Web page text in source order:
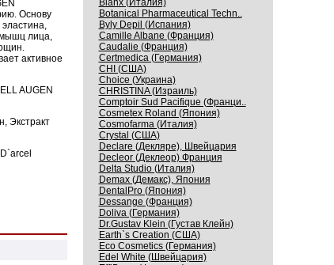
Основу
лица,
активное
AUGEN
Экстракт
Blanx (Италия)
Botanical Pharmaceutical Techn..
Byly Depil (Испания)
Camille Albane (Франция)
Caudalie (Франция)
Certmedica (Германия)
CHI (США)
Choice (Украина)
CHRISTINA (Израиль)
Comptoir Sud Pacifique (Франци..
Cosmetex Roland (Япония)
Cosmofarma (Италия)
Crystal (США)
Declare (Декляре), Швейцария
Decleor (Деклеор) Франция
Delta Studio (Италия)
Demax (Демакс), Япония
DentalPro (Япония)
Dessange (Франция)
Doliva (Германия)
Dr.Gustav Klein (Густав Клейн)
Earth`s Creation (США)
Eco Cosmetics (Германия)
Edel White (Швейцария)